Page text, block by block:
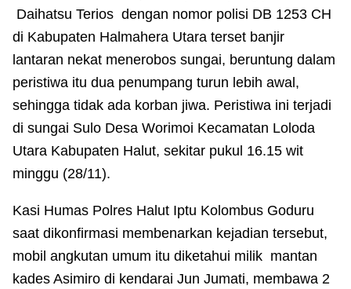
Daihatsu Terios dengan nomor polisi DB 1253 CH
di Kabupaten Halmahera Utara terset banjir
lantaran nekat menerobos sungai, beruntung dalam
peristiwa itu dua penumpang turun lebih awal,
sehingga tidak ada korban jiwa. Peristiwa ini terjadi
di sungai Sulo Desa Worimoi Kecamatan Loloda
Utara Kabupaten Halut, sekitar pukul 16.15 wit
minggu (28/11).
Kasi Humas Polres Halut Iptu Kolombus Goduru
saat dikonfirmasi membenarkan kejadian tersebut,
mobil angkutan umum itu diketahui milik mantan
kades Asimiro di kendarai Jun Jumati, membawa 2